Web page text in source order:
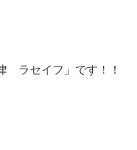
ラセイフ」です！！